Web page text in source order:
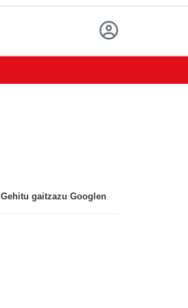
Gehitu gaitzazu Googlen